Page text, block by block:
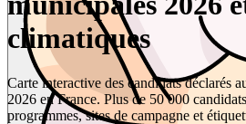
climatiques
Carte interactive des candidats déclarés
2026 en France. Plus de 50 000
programmes, sites de campagne et